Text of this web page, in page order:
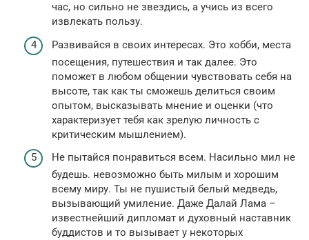
час, но сильно не звездись, а учись из всего
извлекать пользу.
Развивайся в своих интересах. Это хобби, места
посещения, путешествия и так далее. Это
поможет в любом общении чувствовать себя на
высоте, так как ты сможешь делиться своим
опытом, высказывать мнение и оценки (что
характеризует тебя как зрелую личность с
критическим мышлением).
Не пытайся понравиться всем. Насильно мил не
будешь. невозможно быть милым и хорошим
всему миру. Ты не пушистый белый медведь,
вызывающий умиление. Даже Далай Лама –
известнейший дипломат и духовный наставник
буддистов и то вызывает у некоторых